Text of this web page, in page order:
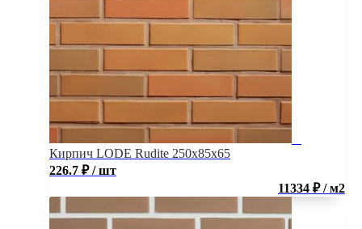
Кирпич LODE Rudite 250x85x65
226.7 ₽ / шт
11334 ₽ / м2